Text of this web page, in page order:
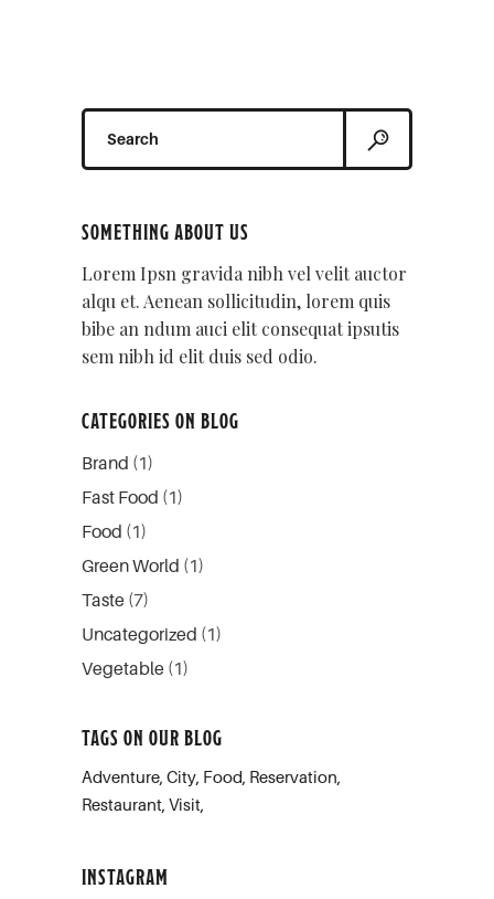
Search
SOMETHING ABOUT US
Lorem Ipsn gravida nibh vel velit auctor
alqu et. Aenean sollicitudin, lorem quis
bibe an ndum auci elit consequat ipsutis
sem nibh id elit duis sed odio.
CATEGORIES ON BLOG
Brand (1)
Fast Food (1)
Food (1)
Green World (1)
Taste (7)
Uncategorized (1)
Vegetable (1)
TAGS ON OUR BLOG
Adventure City Food
Reservation
Restaurant Visit
INSTAGRAM